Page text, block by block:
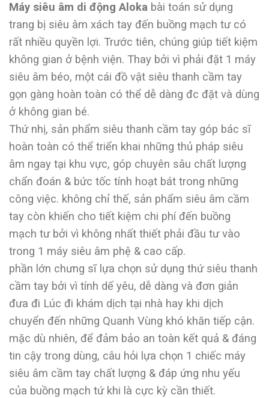
Máy siêu âm di động Aloka bài toán sử dụng
trang bị siêu âm xách tay đến buồng mạch tư có
rất nhiều quyền lợi. Trước tiên, chúng giúp tiết kiệm
không gian ở bệnh viện. Thay bởi vì phải đặt 1 máy
siêu âm béo, một cái đồ vật siêu thanh cầm tay
gọn gàng hoàn toàn có thể dễ dàng đc đặt và dùng
ở không gian bé.
Thứ nhị, sản phẩm siêu thanh cầm tay góp bác sĩ
hoàn toàn có thể triển khai những thủ pháp siêu
âm ngay tại khu vực, góp chuyên sâu chất lượng
chẩn đoán & bức tốc tính hoạt bát trong những
công việc. không chỉ thế, sản phẩm siêu âm cầm
tay còn khiến cho tiết kiệm chi phí đến buồng
mạch tư bởi vì không nhất thiết phải đầu tư vào
trong 1 máy siêu âm phệ & cao cấp.
phần lớn chưng sĩ lựa chọn sử dụng thứ siêu thanh
cầm tay bởi vì tính dế yêu, dễ dàng và đơn giản
đưa đi Lúc đi khám dịch tại nhà hay khi dịch
chuyển đến những Quanh Vùng khó khăn tiếp cận.
mặc dù nhiên, để đảm bảo an toàn kết quả & đáng
tin cậy trong dùng, câu hỏi lựa chọn 1 chiếc máy
siêu âm cầm tay chất lượng & đáp ứng nhu yếu
của buồng mạch tứ khi là cực kỳ cần thiết.